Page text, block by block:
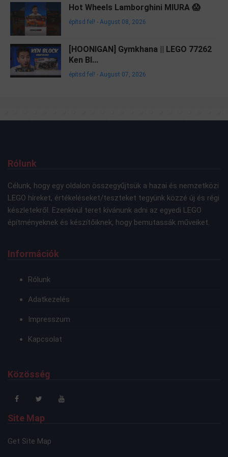
Hot Wheels Lamborghini MIURA 😱
építsd fel! - August 08, 2026
[HOONIGAN] Gymkhana || LEGO 77262
Ken Bl...
építsd fel! - August 07, 2026
Rólunk
Célunk, hogy egy oldalon összegyűjtsük a hazai és nemzetközi
LEGO híreket, értékeléseket/teszteket tegyünk közzé új és régi
készletekről. Ezenkívül teret kívánunk adni az egyedi LEGO
építményeknek és készítőiknek, hogy bemutassák műveiket.
Információk
Rólunk
Adatkezelés
Impresszum
Kapcsolat
Közösség
Site Map
Get Site Map